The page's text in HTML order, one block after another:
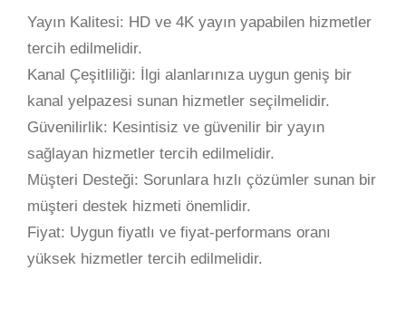
Yayın Kalitesi: HD ve 4K yayın yapabilen hizmetler
tercih edilmelidir.
Kanal Çeşitliliği: İlgi alanlarınıza uygun geniş bir
kanal yelpazesi sunan hizmetler seçilmelidir.
Güvenilirlik: Kesintisiz ve güvenilir bir yayın
sağlayan hizmetler tercih edilmelidir.
Müşteri Desteği: Sorunlara hızlı çözümler sunan bir
müşteri destek hizmeti önemlidir.
Fiyat: Uygun fiyatlı ve fiyat-performans oranı
yüksek hizmetler tercih edilmelidir.